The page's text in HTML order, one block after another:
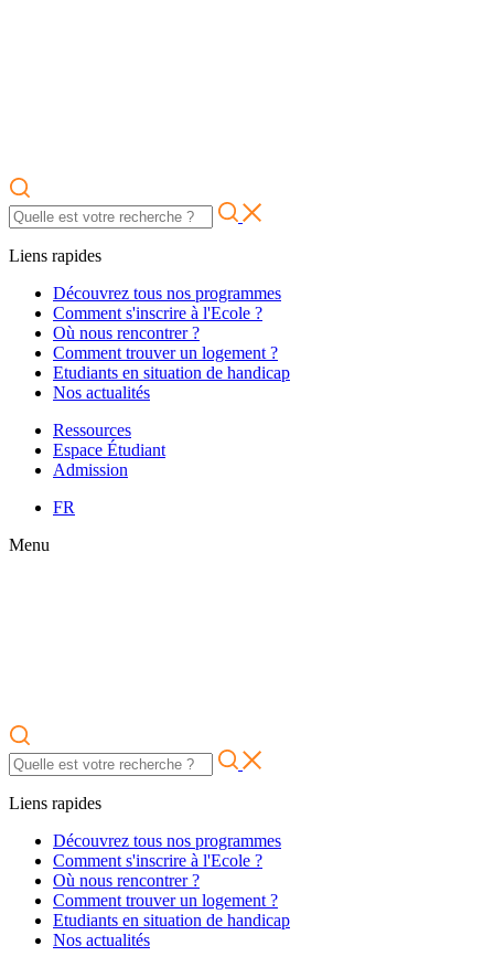
Liens rapides
Découvrez tous nos programmes
Comment s'inscrire à l'Ecole ?
Où nous rencontrer ?
Comment trouver un logement ?
Etudiants en situation de handicap
Nos actualités
Ressources
Espace Étudiant
Admission
FR
Menu
Liens rapides
Découvrez tous nos programmes
Comment s'inscrire à l'Ecole ?
Où nous rencontrer ?
Comment trouver un logement ?
Etudiants en situation de handicap
Nos actualités